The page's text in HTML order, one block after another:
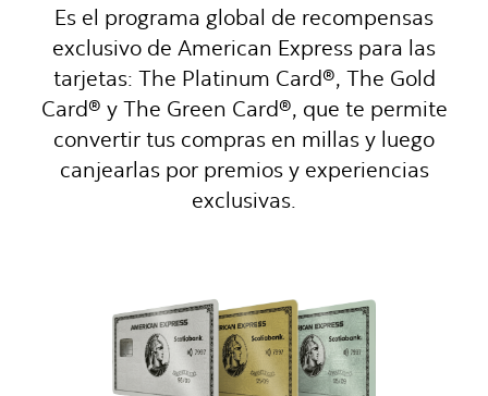
Es el programa global de recompensas
exclusivo de American Express para las
tarjetas: The Platinum Card®, The Gold
Card® y The Green Card®, que te permite
convertir tus compras en millas y luego
canjearlas por premios y experiencias
exclusivas.